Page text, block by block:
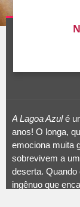
A Lagoa Azulé
anos! O longa,
emociona muita
sobrevivem a
deserta.
ingênuo que